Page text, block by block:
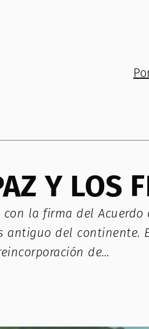
Y LOS
la firma del
antiguo del
de…